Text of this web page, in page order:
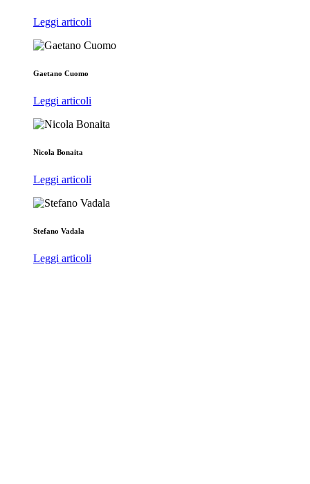
Leggi articoli
Gaetano Cuomo
Leggi articoli
Nicola Bonaita
Leggi articoli
Stefano Vadala
Leggi articoli